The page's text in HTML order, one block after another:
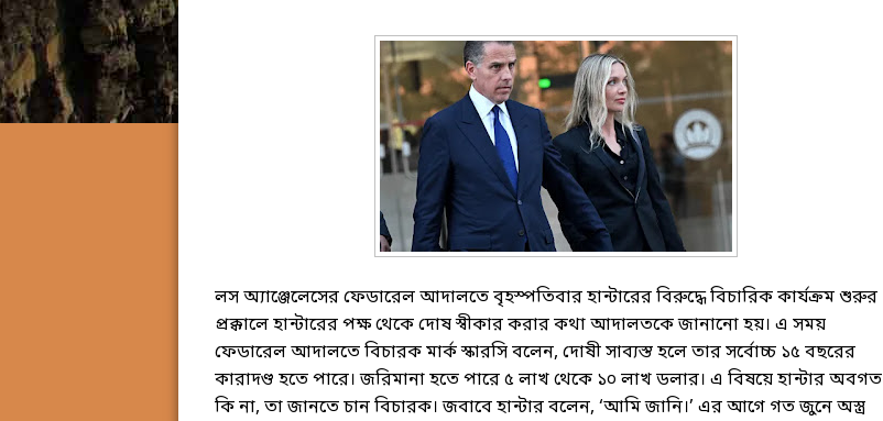
লস অ্যাঞ্জেলেসের ফেডারেল আদালতে বৃহস্পতিবার হান্টারের বিরুদ্ধে বিচারিক কার্যক্রম শুরুর
প্রক্কালে হান্টারের পক্ষ থেকে দোষ স্বীকার করার কথা আদালতকে জানানো হয়। এ সময়
ফেডারেল আদালতে বিচারক মার্ক স্কারসি বলেন, দোষী সাব্যস্ত হলে তার সর্বোচ্চ ১৫ বছরের
কারাদণ্ড হতে পারে। জরিমানা হতে পারে ৫ লাখ থেকে ১০ লাখ ডলার। এ বিষয়ে হান্টার অবগত
কি না, তা জানতে চান বিচারক। জবাবে হান্টার বলেন, ‘আমি জানি।’ এর আগে গত জুনে অস্ত্র